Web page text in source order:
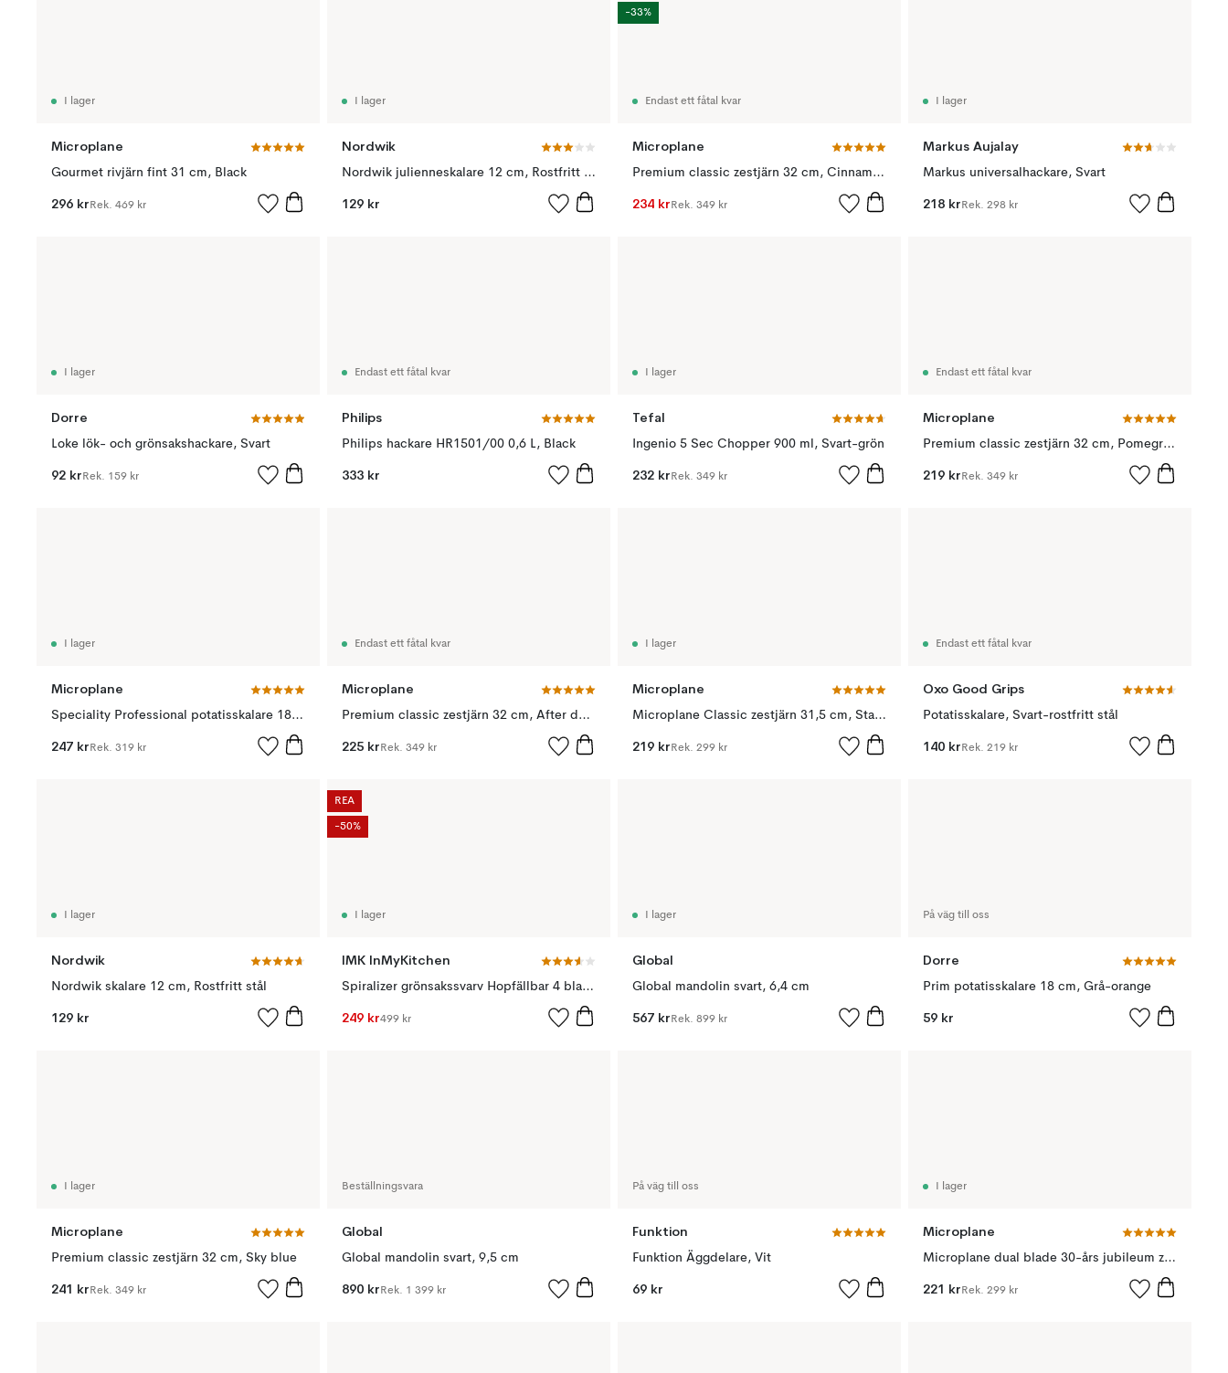
I lager
Microplane
Gourmet rivjärn fint 31 cm, Black
296 kr Rek. 469 kr
I lager
Nordwik
Nordwik julienneskalare 12 cm, Rostfritt stål
129 kr
Endast ett fåtal kvar
Microplane
Premium classic zestjärn 32 cm, Cinnamon orange
234 kr Rek. 349 kr
-33%
I lager
Markus Aujalay
Markus universalhackare, Svart
218 kr Rek. 298 kr
I lager
Dorre
Loke lök- och grönsakshackare, Svart
92 kr Rek. 159 kr
Endast ett fåtal kvar
Philips
Philips hackare HR1501/00 0,6 L, Black
333 kr
I lager
Tefal
Ingenio 5 Sec Chopper 900 ml, Svart-grön
232 kr Rek. 349 kr
Endast ett fåtal kvar
Microplane
Premium classic zestjärn 32 cm, Pomegranate red
219 kr Rek. 349 kr
I lager
Microplane
Speciality Professional potatisskalare 18,5 cm, Black
247 kr Rek. 319 kr
Endast ett fåtal kvar
Microplane
Premium classic zestjärn 32 cm, After dark grey
225 kr Rek. 349 kr
I lager
Microplane
Microplane Classic zestjärn 31,5 cm, Stainless Steel
219 kr Rek. 299 kr
Endast ett fåtal kvar
Oxo Good Grips
Potatisskalare, Svart-rostfritt stål
140 kr Rek. 219 kr
I lager
Nordwik
Nordwik skalare 12 cm, Rostfritt stål
129 kr
I lager
IMK InMyKitchen
Spiralizer grönsakssvarv Hopfällbar 4 blad, Vit-grön
249 kr499 kr
REA
-50%
I lager
Global
Global mandolin svart, 6,4 cm
567 kr Rek. 899 kr
På väg till oss
Dorre
Prim potatisskalare 18 cm, Grå-orange
59 kr
I lager
Microplane
Premium classic zestjärn 32 cm, Sky blue
241 kr Rek. 349 kr
Beställningsvara
Global
Global mandolin svart, 9,5 cm
890 kr Rek. 1 399 kr
På väg till oss
Funktion
Funktion Äggdelare, Vit
69 kr
I lager
Microplane
Microplane dual blade 30-års jubileum zestjärn, Stainless steel
221 kr Rek. 299 kr